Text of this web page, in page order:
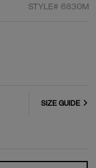
STYLE# 6830M
SIZE GUIDE